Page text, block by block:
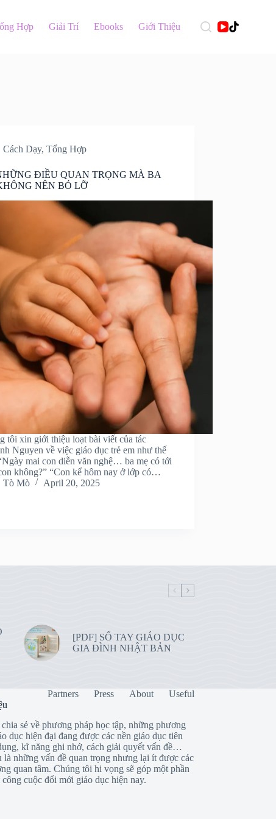
Hợp Giải Trí Ebooks Giới Thiệu
Cách Dạy,Tổng Hợp
ĐIỀU QUAN TRỌNG MÀ BA
NÊN BỎ LỠ
tôi xin giới thiệu loạt bài viết của tác
Nguyen về việc giáo dục trẻ em như thế
mai con diễn văn nghệ… ba mẹ có tới
không?” “Con kể hôm nay ở lớp có…
Tò Mò
April 20, 2025
[PDF] SỔ TAY GIÁO DỤC
GIA ĐÌNH NHẬT BẢN
Partners Press About Useful
chia sẻ về phương pháp học tập, những phương
dục hiện đại đang được các nền giáo dục tiên
kĩ năng ghi nhớ, cách giải quyết vấn đề…
là những vấn đề quan trọng nhưng lại ít được các
quan tâm. Chúng tôi hi vọng sẽ góp một phần
công cuộc đổi mới giáo dục hiện nay.